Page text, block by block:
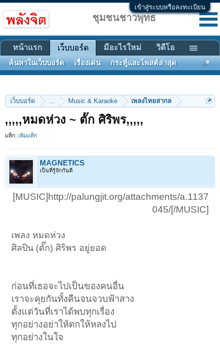
เข้าสู่ระบบหรือลงทะเบียน
เว็บบอร์ด ... Music & Karaoke เพลงไทยสากล
,,,,,หมดห่วง ~ ตั๊ก ศิริพร,,,,,
แท็ก: เพิ่มแท็ก
MAGNETICS
เป็นที่รู้จักกันดี
[MUSIC]http://palungjit.org/attachments/a.1137
045/[/MUSIC]​
เพลง หมดห่วง
ศิลปิน (ตั๊ก) ศิริพร อยู่ยอด
ก่อนที่เธอจะไปเป็นของคนอื่น
เราจะคุยกันทั้งคืนจนจวบฟ้าสาง
ตั้งแต่วันที่เราได้พบทุกเรื่อง
ทุกอย่างอย่าให้ตกให้หลงไป
ทุกอย่างในใจ
ชุมชนชาวพุทธ
หน้าแรก เว็บบอร์ด
ค้นหาในเว็บบอร์ด เรื่องเด่น กระทู้และโพสต์ล่าสุด
มีอะไรใหม่ วิดีโอ